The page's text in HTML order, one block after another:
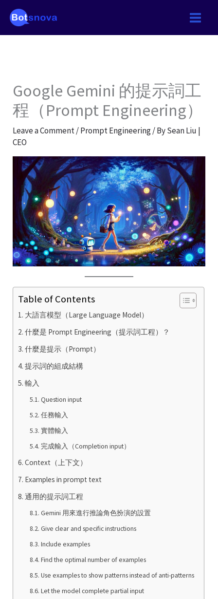
Google Gemini 的提示詞工
程（Prompt Engineering）
Leave a Comment/Prompt Engineering/ BySean Liu |
CEO
Table of Contents
大語言模型（Large Language Model）
什麼是 Prompt Engineering（提示詞工程）？
什麼是提示（Prompt）
提示詞的組成結構
輸入
Question input
任務輸入
實體輸入
完成輸入（Completion input）
Context（上下文）
Examples in prompt text
通用的提示詞工程
Gemini 用來進行推論角色扮演的設置
Give clear and specific instructions
Include examples
Find the optimal number of examples
Use examples to show patterns instead of anti-patterns
Let the model complete partial input